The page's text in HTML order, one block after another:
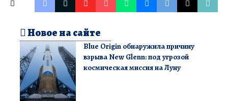
Новое на сайте
Blue Origin обнаружила причину
взрыва New Glenn: под угрозой
космическая миссия на Луну